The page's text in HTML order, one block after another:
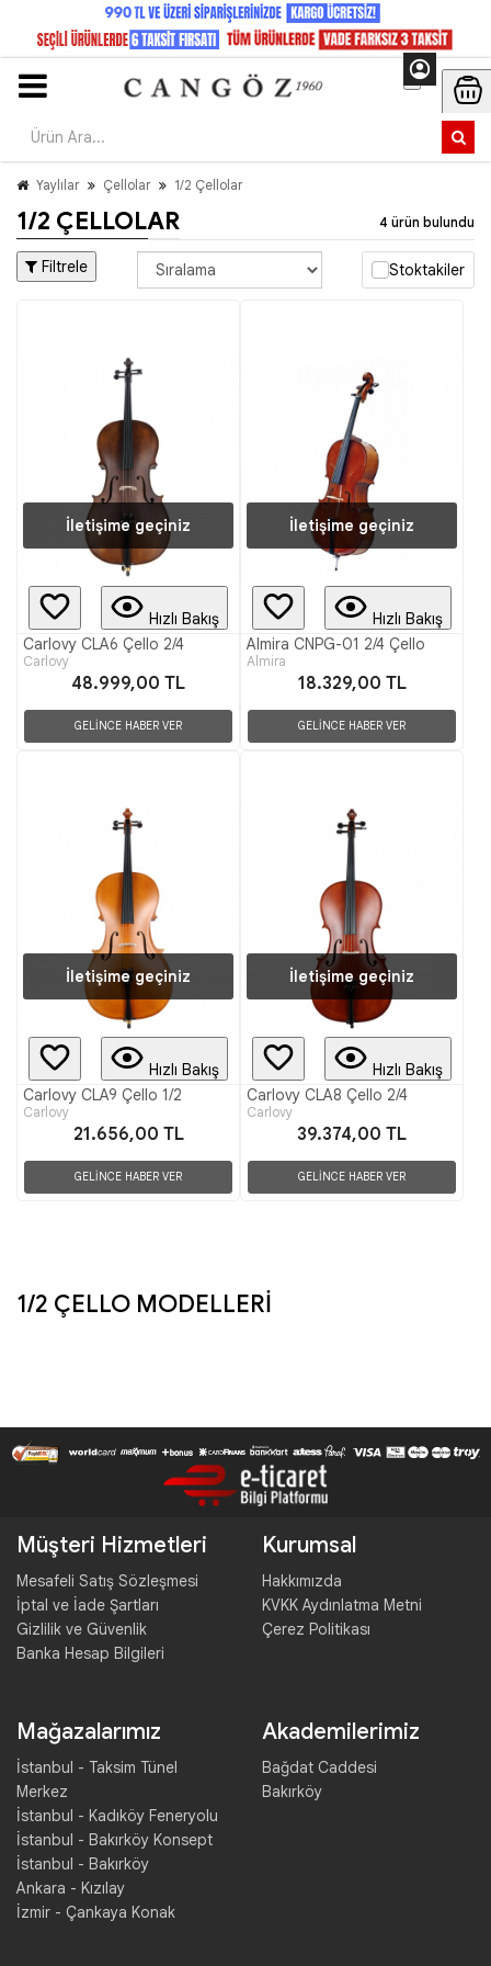
Yaylılar Çellolar 1/2 Çellolar
1/2 ÇELLOLAR 4 ürün bulundu
Filtrele Stoktakiler
İletişime geçiniz
Hızlı Bakış
Carlovy CLA6 Çello 2/4
Carlovy
48.999,00 TL
GELİNCE HABER VER
İletişime geçiniz
Hızlı Bakış
Almira CNPG-01 2/4 Çello
Almira
18.329,00 TL
GELİNCE HABER VER
İletişime geçiniz
Hızlı Bakış
Carlovy CLA9 Çello 1/2
Carlovy
21.656,00 TL
GELİNCE HABER VER
İletişime geçiniz
Hızlı Bakış
Carlovy CLA8 Çello 2/4
Carlovy
39.374,00 TL
GELİNCE HABER VER
1/2 ÇELLO MODELLERİ
Müşteri Hizmetleri
Mesafeli Satış Sözleşmesi
İptal ve İade Şartları
Gizlilik ve Güvenlik
Banka Hesap Bilgileri
Kurumsal
Hakkımızda
KVKK Aydınlatma Metni
Çerez Politikası
Mağazalarımız
İstanbul - Taksim Tünel
Merkez
İstanbul - Kadıköy Feneryolu
İstanbul - Bakırköy Konsept
İstanbul - Bakırköy
Ankara - Kızılay
İzmir - Çankaya Konak
Akademilerimiz
Bağdat Caddesi
Bakırköy